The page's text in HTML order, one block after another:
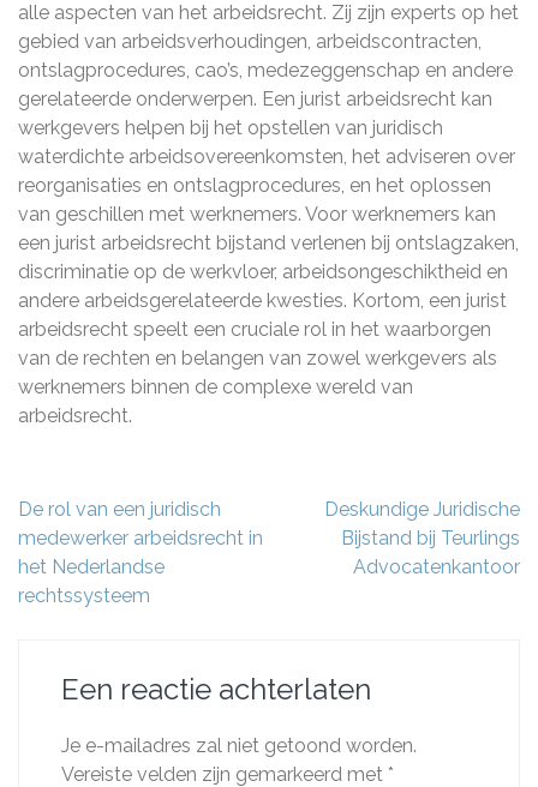
alle aspecten van het arbeidsrecht. Zij zijn experts op het
gebied van arbeidsverhoudingen, arbeidscontracten,
ontslagprocedures, cao’s, medezeggenschap en andere
gerelateerde onderwerpen. Een jurist arbeidsrecht kan
werkgevers helpen bij het opstellen van juridisch
waterdichte arbeidsovereenkomsten, het adviseren over
reorganisaties en ontslagprocedures, en het oplossen
van geschillen met werknemers. Voor werknemers kan
een jurist arbeidsrecht bijstand verlenen bij ontslagzaken,
discriminatie op de werkvloer, arbeidsongeschiktheid en
andere arbeidsgerelateerde kwesties. Kortom, een jurist
arbeidsrecht speelt een cruciale rol in het waarborgen
van de rechten en belangen van zowel werkgevers als
werknemers binnen de complexe wereld van
arbeidsrecht.
Berichtnavigatie
De rol van een juridisch
medewerker arbeidsrecht in
het Nederlandse
rechtssysteem
Deskundige Juridische
Bijstand bij Teurlings
Advocatenkantoor
Een reactie achterlaten
Je e-mailadres zal niet getoond worden.
Vereiste velden zijn gemarkeerd met *